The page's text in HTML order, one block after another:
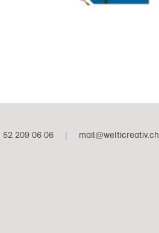
52 209 06 06 | mail@welticreativ.ch